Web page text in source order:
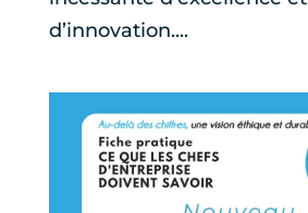
d’innovation....